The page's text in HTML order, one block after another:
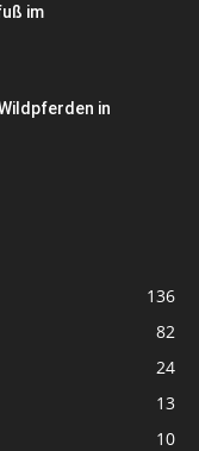
im
in
136
82
24
13
10